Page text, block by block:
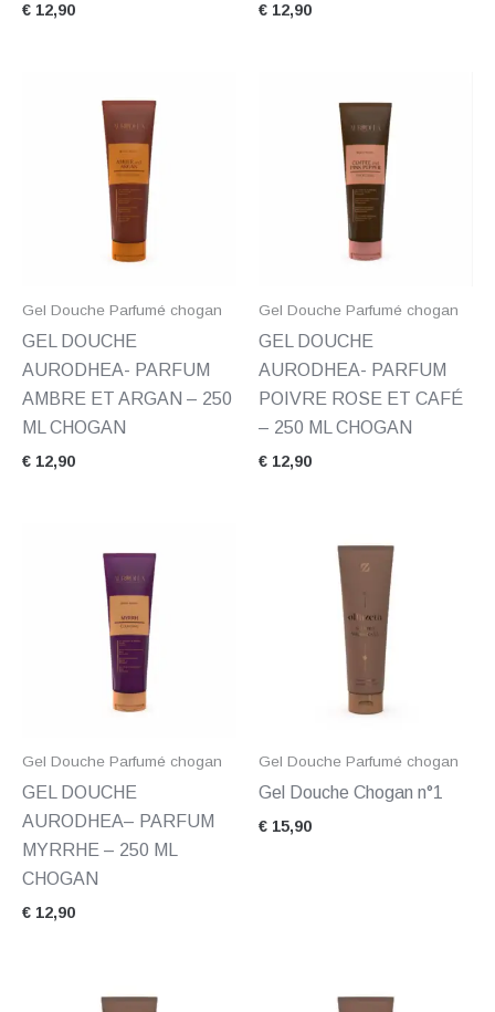
€ 12,90 € 12,90
Gel Douche Parfumé chogan
GEL DOUCHE
AURODHEA- PARFUM
AMBRE ET ARGAN – 250
ML CHOGAN
€ 12,90
Gel Douche Parfumé chogan
GEL DOUCHE
AURODHEA- PARFUM
POIVRE ROSE ET CAFÉ
– 250 ML CHOGAN
€ 12,90
Gel Douche Parfumé chogan
GEL DOUCHE
AURODHEA– PARFUM
MYRRHE – 250 ML
CHOGAN
€ 12,90
Gel Douche Parfumé chogan
Gel Douche Chogan n°1
€ 15,90